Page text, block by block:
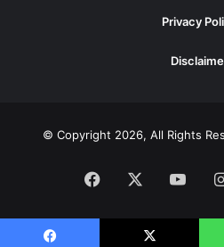
Privacy
© Copyright 2026, All Rights
Facebook